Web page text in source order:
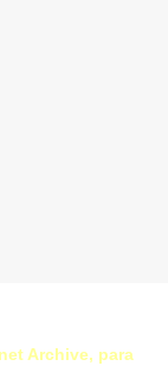
Archive, para